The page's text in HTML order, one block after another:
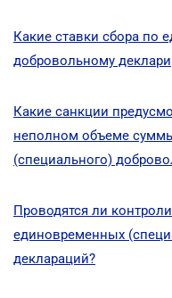
Какие ставки сбора по
добровольному
Какие санкции
неполном объеме
(специального)
Проводятся ли
единовременных
деклараций?